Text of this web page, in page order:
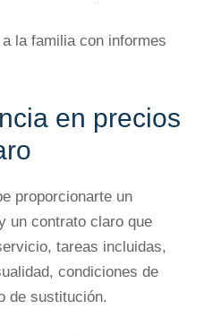
la familia con informes
en precios
proporcionarte un
un contrato claro que
tareas incluidas,
condiciones de
de sustitución.